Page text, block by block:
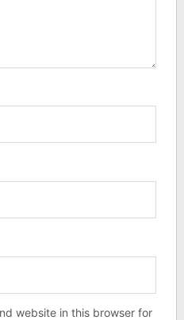
website in this browser for